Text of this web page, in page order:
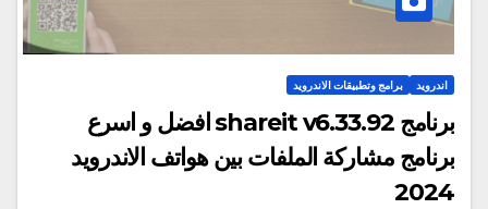
اندرويد برامج وتطبيقات الاندرويد
برنامج shareit v6.33.92 افضل و اسرع
برنامج مشاركة الملفات بين هواتف الاندرويد
2024